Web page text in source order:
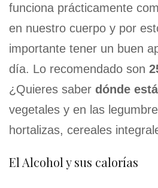
funciona prácticamente
en nuestro cuerpo y por
importante tener un buen
día. Lo recomendado son
¿Quieres saber dónde
vegetales y en las
hortalizas, cereales
El Alcohol y sus calorías